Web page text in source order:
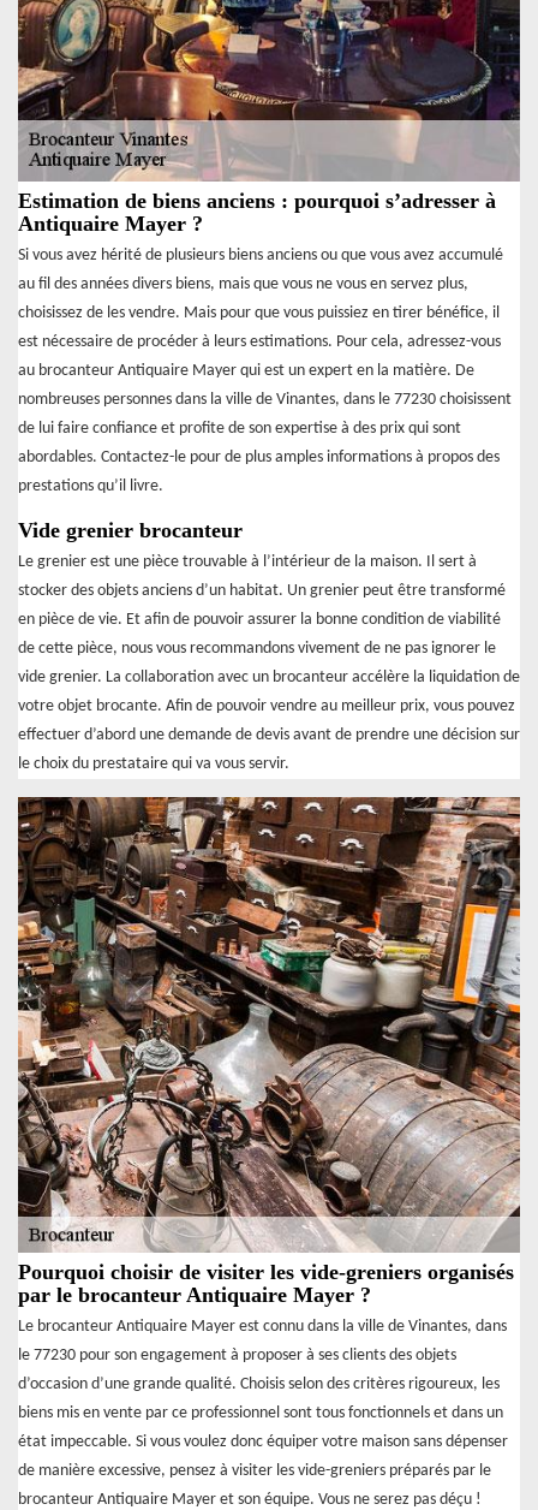
Estimation de biens anciens : pourquoi s’adresser à
Antiquaire Mayer ?
Si vous avez hérité de plusieurs biens anciens ou que vous avez accumulé
au fil des années divers biens, mais que vous ne vous en servez plus,
choisissez de les vendre. Mais pour que vous puissiez en tirer bénéfice, il
est nécessaire de procéder à leurs estimations. Pour cela, adressez-vous
au brocanteur Antiquaire Mayer qui est un expert en la matière. De
nombreuses personnes dans la ville de Vinantes, dans le 77230 choisissent
de lui faire confiance et profite de son expertise à des prix qui sont
abordables. Contactez-le pour de plus amples informations à propos des
prestations qu’il livre.
Vide grenier brocanteur
Le grenier est une pièce trouvable à l’intérieur de la maison. Il sert à
stocker des objets anciens d’un habitat. Un grenier peut être transformé
en pièce de vie. Et afin de pouvoir assurer la bonne condition de viabilité
de cette pièce, nous vous recommandons vivement de ne pas ignorer le
vide grenier. La collaboration avec un brocanteur accélère la liquidation de
votre objet brocante. Afin de pouvoir vendre au meilleur prix, vous pouvez
effectuer d’abord une demande de devis avant de prendre une décision sur
le choix du prestataire qui va vous servir.
Pourquoi choisir de visiter les vide-greniers organisés
par le brocanteur Antiquaire Mayer ?
Le brocanteur Antiquaire Mayer est connu dans la ville de Vinantes, dans
le 77230 pour son engagement à proposer à ses clients des objets
d’occasion d’une grande qualité. Choisis selon des critères rigoureux, les
biens mis en vente par ce professionnel sont tous fonctionnels et dans un
état impeccable. Si vous voulez donc équiper votre maison sans dépenser
de manière excessive, pensez à visiter les vide-greniers préparés par le
brocanteur Antiquaire Mayer et son équipe. Vous ne serez pas déçu !